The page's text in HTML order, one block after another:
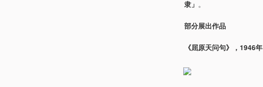
隶」 。
部分展出作品
《屈原天问句》，1946年